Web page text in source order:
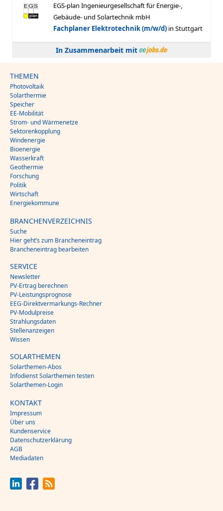
In Zusammenarbeit mit
THEMEN
Photovoltaik
Solarthermie
Speicher
EE-Mobilität
Strom- und Wärmenetze
Sektorenkopplung
Windenergie
Bioenergie
Wasserkraft
Geothermie
Forschung
Politik
Wirtschaft
Energiekommune
BRANCHENVERZEICHNIS
Suche
Hier geht’s zum Brancheneintrag
Brancheneintrag bearbeiten
SERVICE
Newsletter
PV-Ertrag berechnen
PV-Leistungsprognose
EEG-Direktvermarkungs-Rechner
PV-Modulpreise
Strahlungsdaten
Stellenanzeigen
Wissen
SOLARTHEMEN
Solarthemen-Abos
Infodienst Solarthemen testen
Solarthemen-Login
KONTAKT
Impressum
Über uns
Kundenservice
Datenschutzerklärung
AGB
Mediadaten